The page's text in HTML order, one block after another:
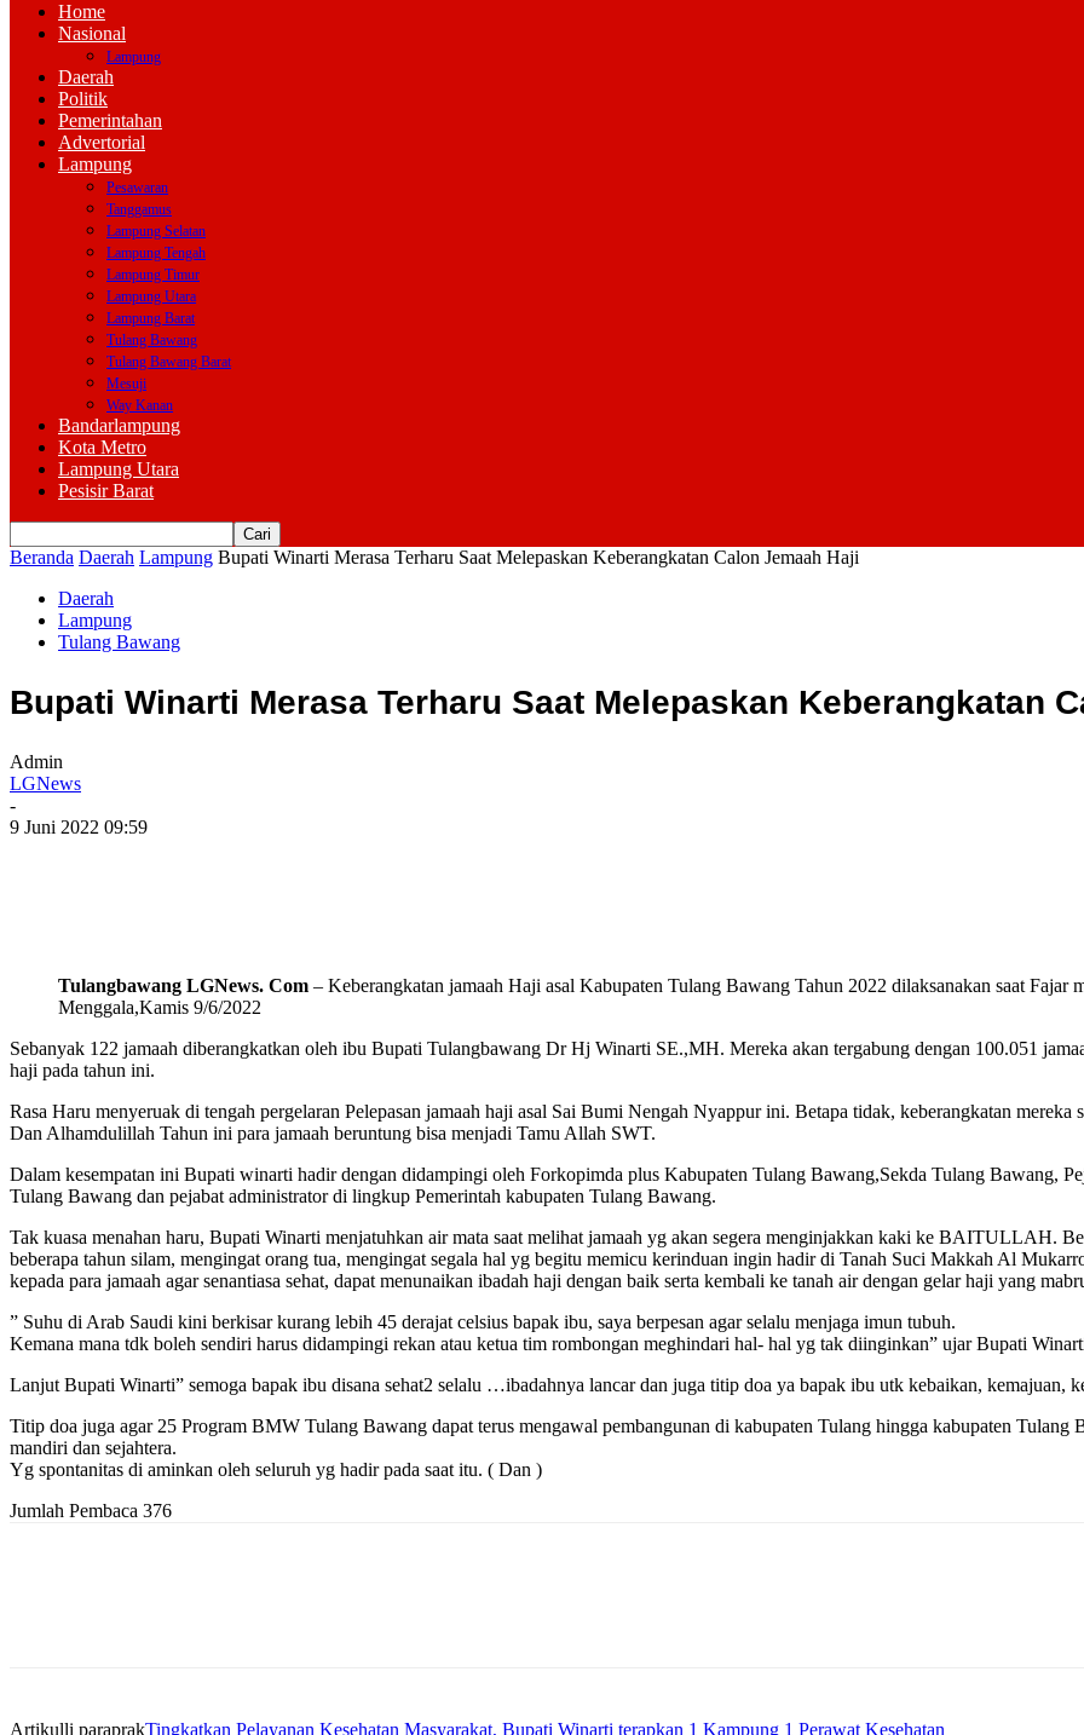
Home
Nasional
Lampung
Daerah
Politik
Pemerintahan
Advertorial
Lampung
Pesawaran
Tanggamus
Lampung Selatan
Lampung Tengah
Lampung Timur
Lampung Utara
Lampung Barat
Tulang Bawang
Tulang Bawang Barat
Mesuji
Way Kanan
Bandarlampung
Kota Metro
Lampung Utara
Pesisir Barat
Beranda Daerah Lampung Bupati Winarti Merasa Terharu Saat Melepaskan Keberangkatan Calon Jemaah Haji
Daerah
Lampung
Tulang Bawang
Bupati Winarti Merasa Terharu Saat Melepaskan Keberangkatan
Admin
LGNews
-
9 Juni 2022 09:59
Tulangbawang LGNews. Com – Keberangkatan jamaah Haji asal Kabupaten Tulang Bawang Tahun 2022 dilaksanakan saat
Menggala,Kamis 9/6/2022
Sebanyak 122 jamaah diberangkatkan oleh ibu Bupati Tulangbawang Dr Hj Winarti SE.,MH. Mereka akan tergabung dengan 100.051
haji pada tahun ini.
Rasa Haru menyeruak di tengah pergelaran Pelepasan jamaah haji asal Sai Bumi Nengah Nyappur ini. Betapa tidak, keberangkatan
Dan Alhamdulillah Tahun ini para jamaah beruntung bisa menjadi Tamu Allah SWT.
Dalam kesempatan ini Bupati winarti hadir dengan didampingi oleh Forkopimda plus Kabupaten Tulang Bawang,Sekda Tulang Bawang,
Tulang Bawang dan pejabat administrator di lingkup Pemerintah kabupaten Tulang Bawang.
Tak kuasa menahan haru, Bupati Winarti menjatuhkan air mata saat melihat jamaah yg akan segera menginjakkan kaki ke BAITULLAH.
beberapa tahun silam, mengingat orang tua, mengingat segala hal yg begitu memicu kerinduan ingin hadir di Tanah Suci Makkah Al
kepada para jamaah agar senantiasa sehat, dapat menunaikan ibadah haji dengan baik serta kembali ke tanah air dengan gelar haji yang
” Suhu di Arab Saudi kini berkisar kurang lebih 45 derajat celsius bapak ibu, saya berpesan agar selalu menjaga imun tubuh.
Kemana mana tdk boleh sendiri harus didampingi rekan atau ketua tim rombongan meghindari hal- hal yg tak diinginkan” ujar Bupati
Lanjut Bupati Winarti” semoga bapak ibu disana sehat2 selalu …ibadahnya lancar dan juga titip doa ya bapak ibu utk kebaikan, kemajuan,
Titip doa juga agar 25 Program BMW Tulang Bawang dapat terus mengawal pembangunan di kabupaten Tulang hingga kabupaten
mandiri dan sejahtera.
Yg spontanitas di aminkan oleh seluruh yg hadir pada saat itu. ( Dan )
Jumlah Pembaca 376
Artikulli paraprakTingkatkan Pelayanan Kesehatan Masyarakat, Bupati Winarti terapkan 1 Kampung 1 Perawat Kesehatan